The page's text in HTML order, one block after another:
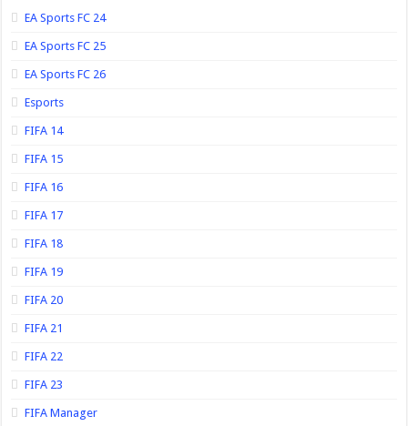
EA Sports FC 24
EA Sports FC 25
EA Sports FC 26
Esports
FIFA 14
FIFA 15
FIFA 16
FIFA 17
FIFA 18
FIFA 19
FIFA 20
FIFA 21
FIFA 22
FIFA 23
FIFA Manager